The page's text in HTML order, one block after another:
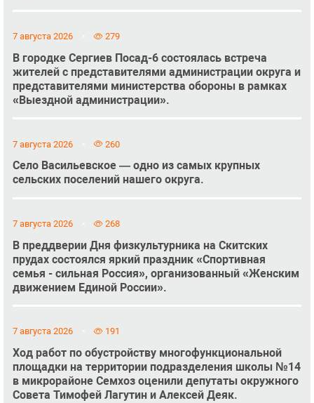
7 августа 2026 279
В городке Сергиев Посад-6 состоялась встреча
жителей с представителями администрации округа и
представителями министерства обороны в рамках
«Выездной администрации».
7 августа 2026 260
Село Васильевское — одно из самых крупных
сельских поселений нашего округа.
7 августа 2026 268
В преддверии Дня физкультурника на Скитских
прудах состоялся яркий праздник «Спортивная
семья - сильная Россия», организованный «Женским
движением Единой России».
7 августа 2026 191
Ход работ по обустройству многофункциональной
площадки на территории подразделения школы №14
в микрорайоне Семхоз оценили депутаты окружного
Совета Тимофей Лагутин и Алексей Деяк.